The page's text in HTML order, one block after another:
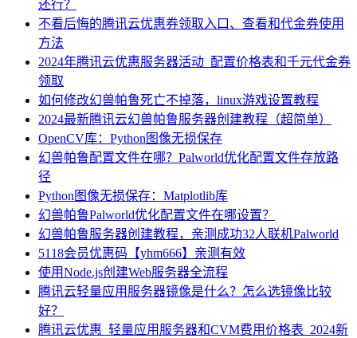
还行？
不看后悔的腾讯云优惠券领取入口、查看和代金券使用
方法
2024年腾讯云优惠服务器活动_配置价格表和千元代金券
领取
如何修改幻兽帕鲁死亡不掉落，linux游戏设置教程
2024最新腾讯云幻兽帕鲁服务器创建教程（超简单）
OpenCV库：Python图像无损保存
幻兽帕鲁配置文件在哪？Palworld优化配置文件存放路
径
Python图像无损保存：Matplotlib库
幻兽帕鲁Palworld优化配置文件在哪设置？
幻兽帕鲁服务器创建教程，亲测成功32人联机Palworld
5118会员优惠码【yhm666】亲测有效
使用Node.js创建Web服务器全流程
腾讯云轻量应用服务器镜像是什么？怎么选镜像比较
好？
腾讯云优惠_轻量应用服务器和CVM费用价格表_2024新